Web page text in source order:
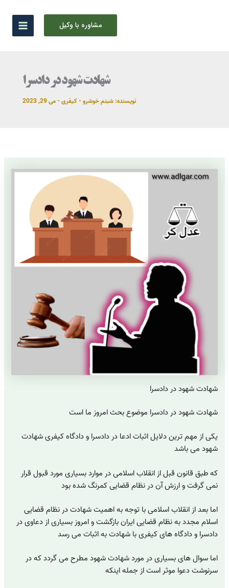
مشاوره با وکیل
شهادت شهود در دادسرا
نویسنده: شبنم خوشرو -کیفری -می 29, 2023
شهادت شهود در دادسرا
شهادت شهود در دادسرا موضوع بحث امروز ما است
یکی از مهم ترین دلایل اثبات ادعا در دادسرا و دادگاه کیفری شهادت
شهود می باشد
که طبق قانون قبل از انقلاب اسلامی در موارد بسیاری مورد قبول قرار
نمی گرفت و ارزش آن در نظام قضایی کمرنگ شده بود
اما بعد از انقلاب اسلامی با توجه به اهمیت شهادت در نظام قضایی
اسلام مجدد به نظام قضایی ایران بازگشت و امروز بسیاری از دعاوی در
دادسرا و دادگاه های کیفری با شهادت به اثبات می رسد
اما سوال های بسیاری در مورد شهادت شهود مطرح می گردد که در
سرنوشت دعوا موثر است از جمله اینکه